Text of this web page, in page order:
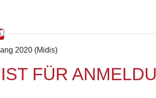
2020 (Midis)
FÜR